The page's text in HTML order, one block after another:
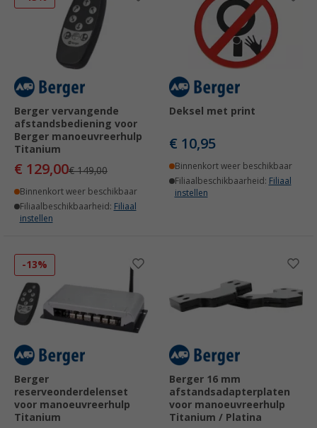
Berger vervangende
afstandsbediening voor
Berger manoeuvreerhulp
Titanium
€ 129,00€ 149,00
Binnenkort weer beschikbaar
Filiaalbeschikbaarheid: Filiaal
instellen
Deksel met print
€ 10,95
Binnenkort weer beschikbaar
Filiaalbeschikbaarheid: Filiaal
instellen
-13%
Berger
reserveonderdelenset
voor manoeuvreerhulp
Titanium
Berger 16 mm
afstandsadapterplaten
voor manoeuvreerhulp
Titanium / Platina